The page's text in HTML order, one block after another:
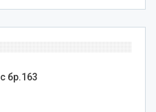
бр.163